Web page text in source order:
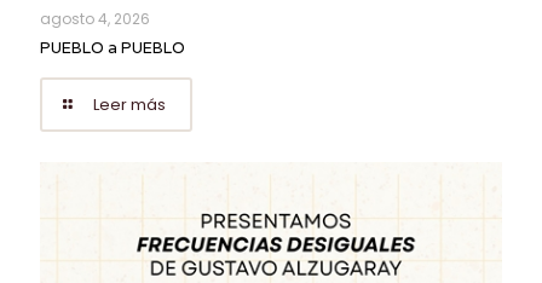
agosto 4, 2026
PUEBLO a PUEBLO
Leer más